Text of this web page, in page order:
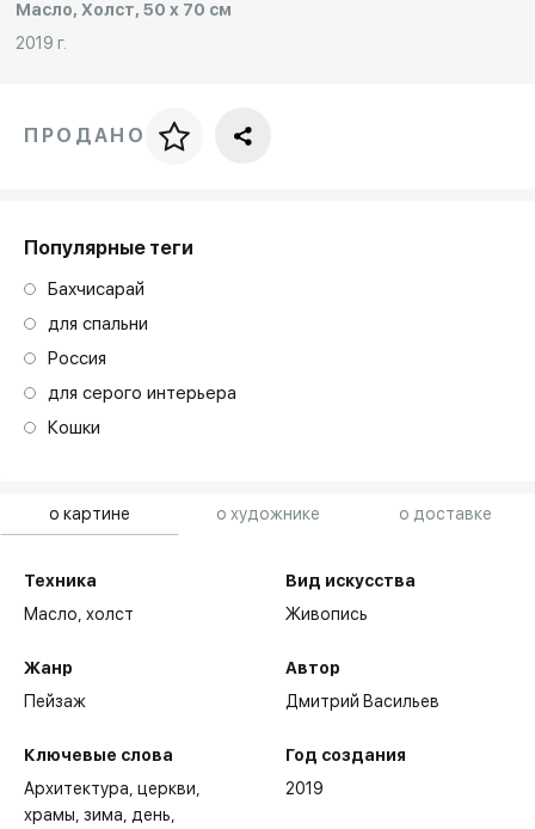
о картине о художнике о доставке
Техника
Масло,холст
Жанр
Пейзаж
Ключевые слова
Архитектура церкви,
храмы зима день
Вид искусства
Живопись
Автор
Дмитрий Васильев
Год создания
2019
Масло, Холст, 50 x 70 см
2019 г.
Цена за багет
ПРОДАНО
Популярные теги
Бахчисарай
для спальни
Россия
для серого интерьера
Кошки